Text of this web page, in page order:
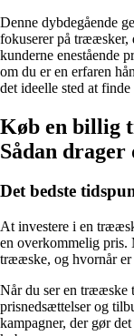
Denne dybdegående
fokuserer på trææsker,
kunderne enestående
om du er en erfaren
det ideelle sted at
Køb en billig
Sådan
Det bedste
At investere i en
en overkommelig
trææske, og hvornår er
Når du ser en trææske
prisnedsættelser og
kampagner, der gør